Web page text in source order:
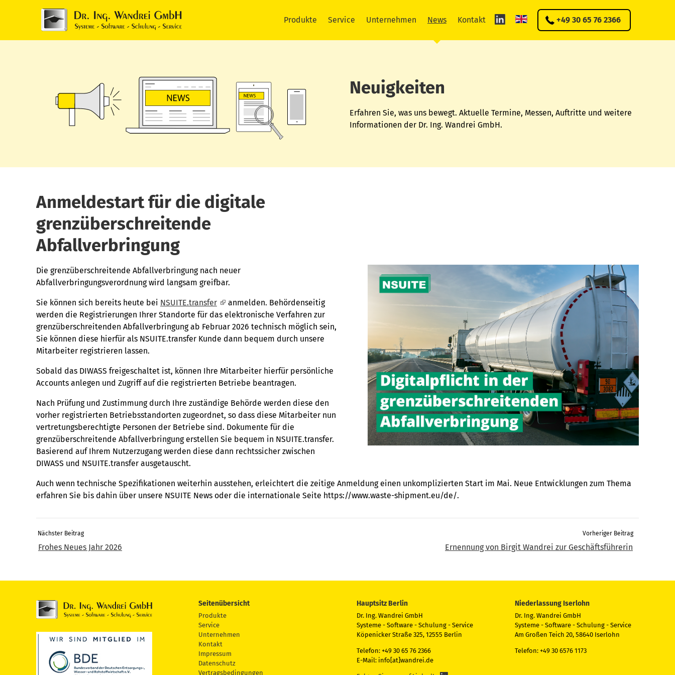
+49 30 65 76 2366
Produkte Service Unternehmen News Kontakt
Neuigkeiten
Erfahren Sie, was uns bewegt. Aktuelle Termine, Messen, Auftritte und weitere
Informationen der Dr. Ing. Wandrei GmbH.
Anmeldestart für die digitale
grenzüberschreitende
Abfallverbringung
Die grenzüberschreitende Abfallverbringung nach neuer
Abfallverbringungsverordnung wird langsam greifbar.
Sie können sich bereits heute bei NSUITE.transfer
anmelden. Behördenseitig
werden die Registrierungen Ihrer Standorte für das elektronische Verfahren zur
grenzüberschreitenden Abfallverbringung ab Februar 2026 technisch möglich sein,
Sie können diese hierfür als NSUITE.transfer Kunde dann bequem durch unsere
Mitarbeiter registrieren lassen.
Sobald das DIWASS freigeschaltet ist, können Ihre Mitarbeiter hierfür persönliche
Accounts anlegen und Zugriff auf die registrierten Betriebe beantragen.
Nach Prüfung und Zustimmung durch Ihre zuständige Behörde werden diese den
vorher registrierten Betriebsstandorten zugeordnet, so dass diese Mitarbeiter nun
vertretungsberechtigte Personen der Betriebe sind. Dokumente für die
grenzüberschreitende Abfallverbringung erstellen Sie bequem in NSUITE.transfer.
Basierend auf Ihrem Nutzerzugang werden diese dann rechtssicher zwischen
DIWASS und NSUITE.transfer ausgetauscht.
Auch wenn technische Spezifikationen weiterhin ausstehen, erleichtert die zeitige Anmeldung einen unkomplizierten Start im Mai. Neue Entwicklungen zum Thema
erfahren Sie bis dahin über unsere NSUITE News oder die internationale Seite https://www.waste-shipment.eu/de/.
Nächster Beitrag
Frohes Neues Jahr 2026
Vorheriger Beitrag
Ernennung von Birgit Wandrei zur Geschäftsführerin
Seitenübersicht
Produkte
Service
Unternehmen
Kontakt
Impressum
Datenschutz
Vertragsbedingungen
Hauptsitz Berlin
Dr. Ing. Wandrei GmbH
Systeme - Software - Schulung - Service
Köpenicker Straße 325, 12555 Berlin
Telefon: +49 30 65 76 2366
E-Mail: info[at]wandrei.de
Niederlassung Iserlohn
Dr. Ing. Wandrei GmbH
Systeme - Software - Schulung - Service
Am Großen Teich 20, 58640 Iserlohn
Telefon: +49 30 6576 1173